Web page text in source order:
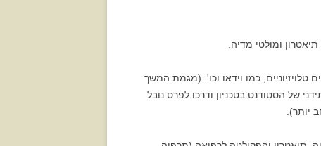
כמו וידאו וכו'. (מגמת המשך
של הסטודנט בטכניון ודרכו לפרס נובל
יותר).